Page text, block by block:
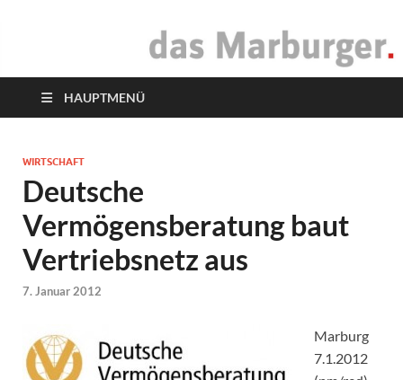
das Marburger.
HAUPTMENÜ
WIRTSCHAFT
Deutsche
Vermögensberatung baut
Vertriebsnetz aus
7. Januar 2012
Marburg
7.1.2012